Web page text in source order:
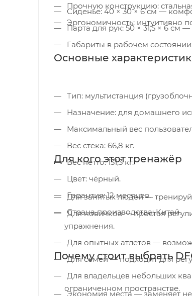
Прочную конструкцию:
Эргономичность: интуитивно
Сиденье: 40 × 30 × 6 см —
Парта для рук: 50 × 31,5 × 6 см
Габариты в рабочем
Основные
Тип: мультистанция
Назначение: для домашнего
Максимальный вес
Вес стека: 66,8 кг.
Вес нетто: 131,3 кг.
Цвет: чёрный.
Гарантия: 12 месяцев.
Страна производства: Китай.
Для кого этот тренажёр
Для занятых людей —
упражнения.
Для опытных атлетов —
Для семей — подходит для
ограниченном пространстве.
Почему стоит выбрать
Экономия места — заменяет